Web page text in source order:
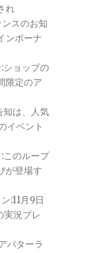
れ
スのお知
ンボーナ
ショップの
限定のア
知は、人気
イベント
このループ
が登場す
:11月9日
実況プレ
バターラ